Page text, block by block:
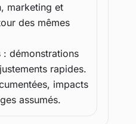
marketing et
des mêmes
: démonstrations
rapides.
impacts
assumés.